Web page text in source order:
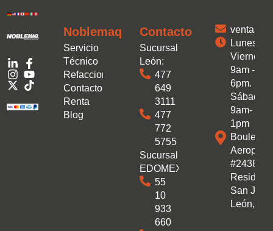
Noblemaq
Servicio
Técnico
Refacciones
Contacto
Renta
Blog
Contacto
Sucursal
León:
477
649
3111
477
772
5755
Sucursal
EDOMEX:
55
10
933
660
Lunes a
Viernes:
9am -
6pm.
Sábado:
9am-
1pm
#2438
San
León,